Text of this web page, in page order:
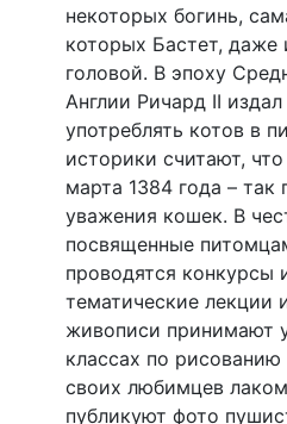
некоторых богинь,
которых Бастет,
головой. В эпоху
Англии Ричард II
употреблять котов в
историки считают,
марта 1384 года – так
уважения кошек. В
посвященные
проводятся конкурсы
тематические лекции
живописи принимают
классах по
своих любимцев
публикуют фото